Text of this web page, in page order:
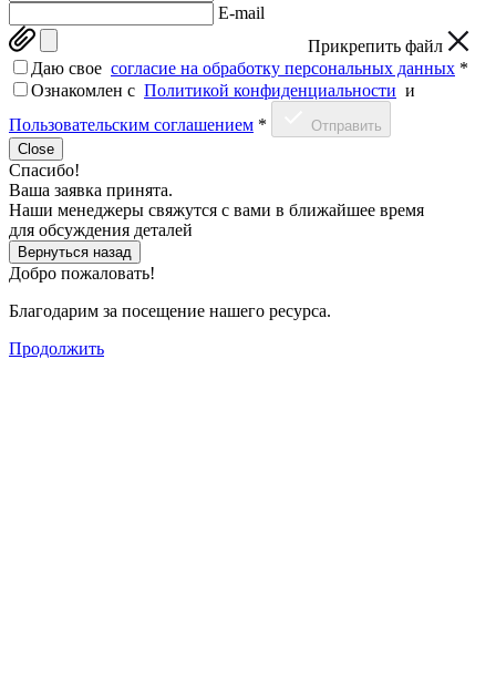
E-mail
Прикрепить файл
Даю свое согласие на обработку персональных данных *
Ознакомлен c Политикой конфиденциальности и
Пользовательским соглашением *
Отправить
Close
Спасибо!
Ваша заявка принята.
Наши менеджеры свяжутся с вами в ближайшее время
для обсуждения деталей
Вернуться назад
Добро пожаловать!
Благодарим за посещение нашего ресурса.
Продолжить